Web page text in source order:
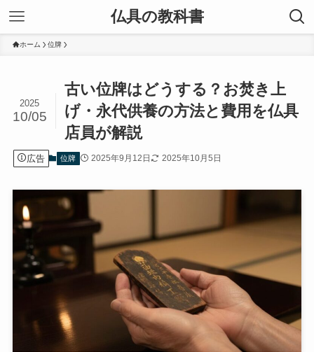
仏具の教科書
ホーム 位牌
古い位牌はどうする？お焚き上
げ・永代供養の方法と費用を仏具
店員が解説
2025
10/05
広告 位牌 2025年9月12日 2025年10月5日